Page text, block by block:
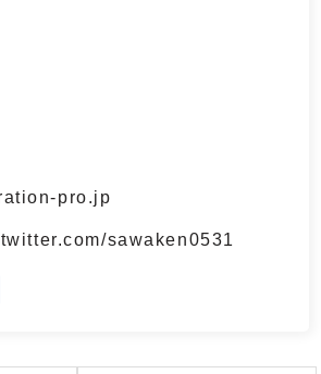
pro.jp
sawaken0531